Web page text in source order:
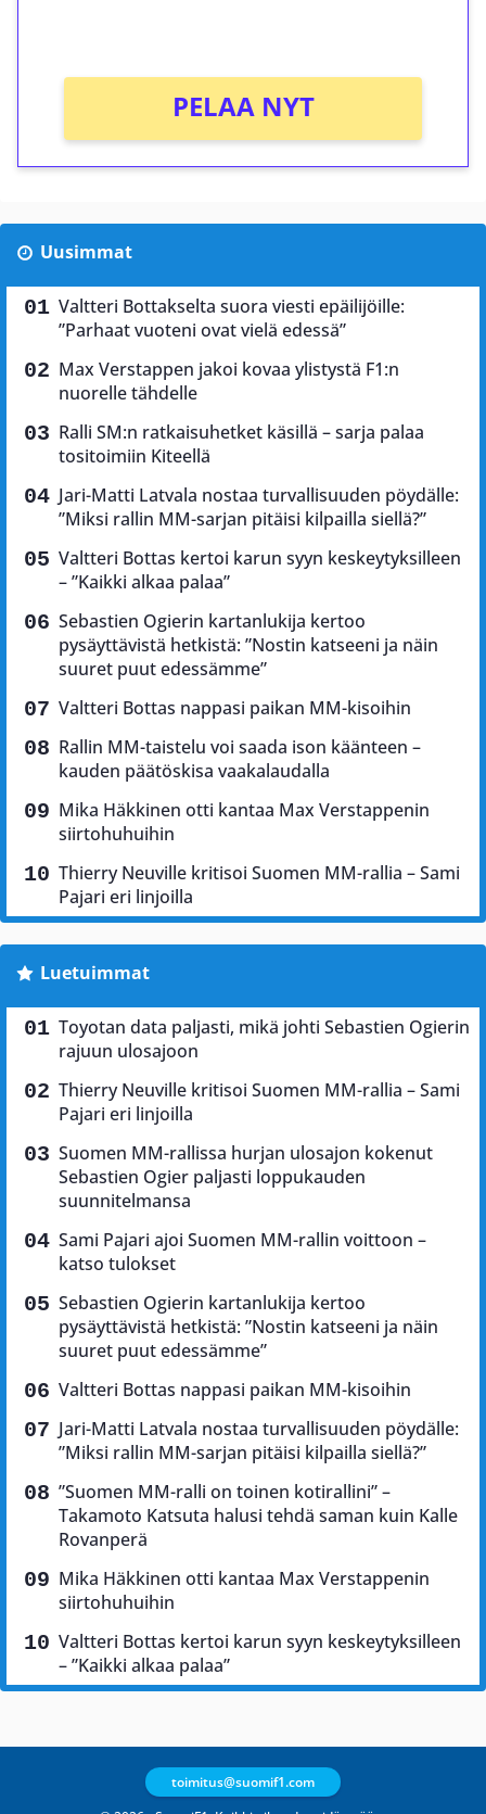
PELAA NYT
Uusimmat
Valtteri Bottakselta suora viesti epäilijöille:
”Parhaat vuoteni ovat vielä edessä”
Max Verstappen jakoi kovaa ylistystä F1:n
nuorelle tähdelle
Ralli SM:n ratkaisuhetket käsillä – sarja palaa
tositoimiin Kiteellä
Jari-Matti Latvala nostaa turvallisuuden pöydälle:
”Miksi rallin MM-sarjan pitäisi kilpailla siellä?”
Valtteri Bottas kertoi karun syyn keskeytyksilleen
– ”Kaikki alkaa palaa”
Sebastien Ogierin kartanlukija kertoo
pysäyttävistä hetkistä: ”Nostin katseeni ja näin
suuret puut edessämme”
Valtteri Bottas nappasi paikan MM-kisoihin
Rallin MM-taistelu voi saada ison käänteen –
kauden päätöskisa vaakalaudalla
Mika Häkkinen otti kantaa Max Verstappenin
siirtohuhuihin
Thierry Neuville kritisoi Suomen MM-rallia – Sami
Pajari eri linjoilla
Luetuimmat
Toyotan data paljasti, mikä johti Sebastien Ogierin
rajuun ulosajoon
Thierry Neuville kritisoi Suomen MM-rallia – Sami
Pajari eri linjoilla
Suomen MM-rallissa hurjan ulosajon kokenut
Sebastien Ogier paljasti loppukauden
suunnitelmansa
Sami Pajari ajoi Suomen MM-rallin voittoon –
katso tulokset
Sebastien Ogierin kartanlukija kertoo
pysäyttävistä hetkistä: ”Nostin katseeni ja näin
suuret puut edessämme”
Valtteri Bottas nappasi paikan MM-kisoihin
Jari-Matti Latvala nostaa turvallisuuden pöydälle:
”Miksi rallin MM-sarjan pitäisi kilpailla siellä?”
”Suomen MM-ralli on toinen kotirallini” –
Takamoto Katsuta halusi tehdä saman kuin Kalle
Rovanperä
Mika Häkkinen otti kantaa Max Verstappenin
siirtohuhuihin
Valtteri Bottas kertoi karun syyn keskeytyksilleen
– ”Kaikki alkaa palaa”
toimitus@suomif1.com